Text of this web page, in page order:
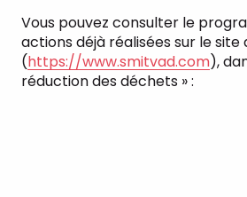
Vous pouvez consulter le
actions déjà réalisées sur le site
(https://www.smitvad.com),
réduction des déchets » :